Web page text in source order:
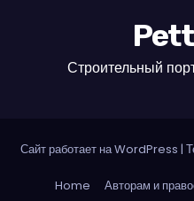
Строительный
Сайт работает на WordPress |
Home Авторам и